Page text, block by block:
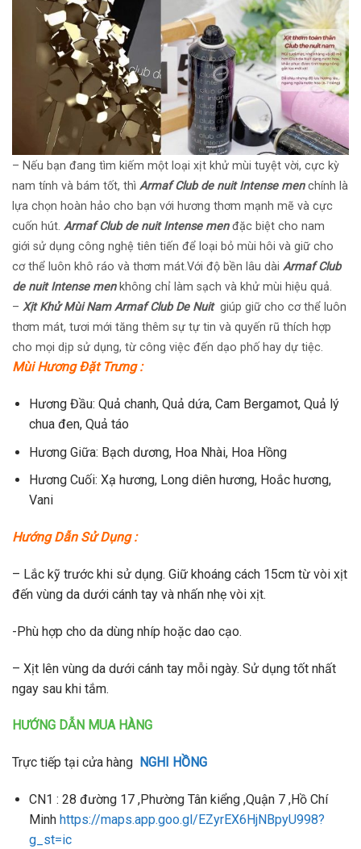
– Nếu bạn đang tìm kiếm một loại xịt khử mùi tuyệt vời, cực kỳ
nam tính và bám tốt, thì Armaf Club de nuit Intense menchính là
lựa chọn hoàn hảo cho bạn với hương thơm mạnh mẽ và cực
cuốn hút. Armaf Club de nuit Intense menđặc biệt cho nam
giới sử dụng công nghệ tiên tiến để loại bỏ mùi hôi và giữ cho
cơ thể luôn khô ráo và thơm mát.Với độ bền lâu dài Armaf Club
de nuit Intense menkhông chỉ làm sạch và khử mùi hiệu quả.
– Xịt Khử MùiNamArmaf Club De Nuitgiúp giữ cho cơ thể luôn
thơm mát, tươi mới tăng thêm sự tự tin và quyến rũ thích hợp
cho mọi dịp sử dụng, từ công việc đến dạo phố hay dự tiệc.
Mùi Hương Đặt Trưng :
Hương Đầu: Quả chanh, Quả dứa, Cam Bergamot, Quả lý
chua đen, Quả táo
Hương Giữa: Bạch dương, Hoa Nhài, Hoa Hồng
Hương Cuối: Xạ hương, Long diên hương, Hoắc hương,
Vani
Hướng Dẫn Sử Dụng :
– Lắc kỹ trước khi sử dụng. Giữ khoáng cách 15cm từ vòi xịt
đến vùng da dưới cánh tay và nhấn nhẹ vòi xịt.
-Phù hợp cho da dùng nhíp hoặc dao cạo.
– Xịt lên vùng da dưới cánh tay mỗi ngày. Sử dụng tốt nhất
ngay sau khi tắm.
HƯỚNG DẪN MUA HÀNG
Trực tiếp tại cửa hàng NGHI HỒNG
CN1 : 28 đường 17 ,Phường Tân kiểng ,Quận 7 ,Hồ Chí
Minh https://maps.app.goo.gl/EZyrEX6HjNBpyU998?
g_st=ic